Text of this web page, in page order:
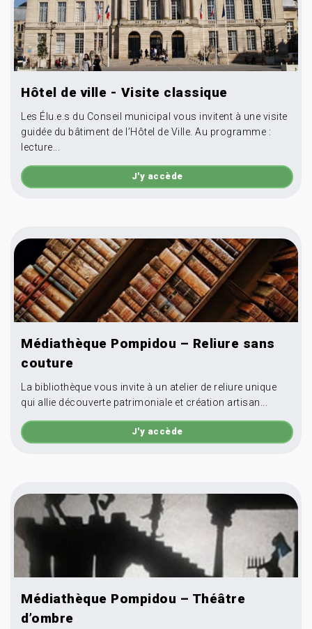
Hôtel de ville - Visite classique
Les Élu.e.s du Conseil municipal vous invitent à une visite
guidée du bâtiment de l’Hôtel de Ville. Au programme :
lecture...
J'y accède
Médiathèque Pompidou – Reliure sans
couture
La bibliothèque vous invite à un atelier de reliure unique
qui allie découverte patrimoniale et création artisan...
J'y accède
Médiathèque Pompidou – Théâtre
d’ombre